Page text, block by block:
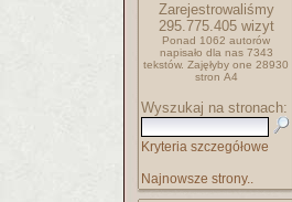
Zarejestrowaliśmy
295.775.405wizyt
Ponad 1062 autorów
napisało dla nas 7343
tekstów. Zajęłyby one 28930
stron A4
Wyszukaj na stronach:
Kryteria szczegółowe
Najnowsze strony..